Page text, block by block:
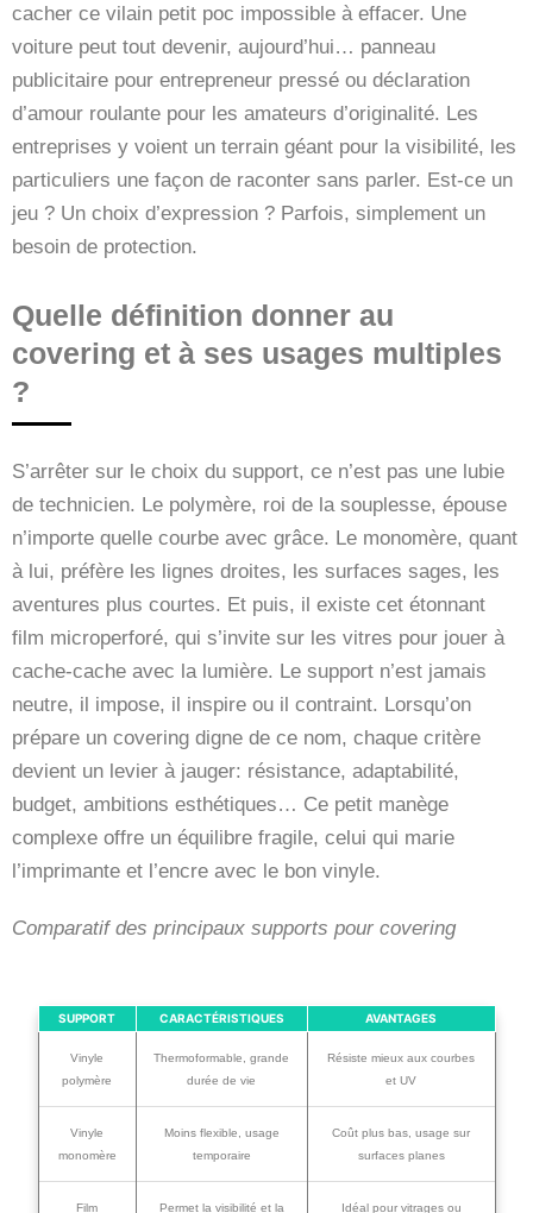
cacher ce vilain petit poc impossible à effacer. Une
voiture peut tout devenir, aujourd’hui… panneau
publicitaire pour entrepreneur pressé ou déclaration
d’amour roulante pour les amateurs d’originalité. Les
entreprises y voient un terrain géant pour la visibilité, les
particuliers une façon de raconter sans parler. Est-ce un
jeu ? Un choix d’expression ? Parfois, simplement un
besoin de protection.
Quelle définition donner au
covering et à ses usages multiples
?
S’arrêter sur le choix du support, ce n’est pas une lubie
de technicien. Le polymère, roi de la souplesse, épouse
n’importe quelle courbe avec grâce. Le monomère, quant
à lui, préfère les lignes droites, les surfaces sages, les
aventures plus courtes. Et puis, il existe cet étonnant
film microperforé, qui s’invite sur les vitres pour jouer à
cache-cache avec la lumière. Le support n’est jamais
neutre, il impose, il inspire ou il contraint. Lorsqu’on
prépare un covering digne de ce nom, chaque critère
devient un levier à jauger: résistance, adaptabilité,
budget, ambitions esthétiques… Ce petit manège
complexe offre un équilibre fragile, celui qui marie
l’imprimante et l’encre avec le bon vinyle.
Comparatif des principaux supports pour covering
SUPPORT CARACTÉRISTIQUES AVANTAGES
Vinyle
polymère
Thermoformable, grande
durée de vie
Résiste mieux aux courbes
et UV
Vinyle
monomère
Moins flexible, usage
temporaire
Coût plus bas, usage sur
surfaces planes
Film Permet la visibilité et la Idéal pour vitrages ou